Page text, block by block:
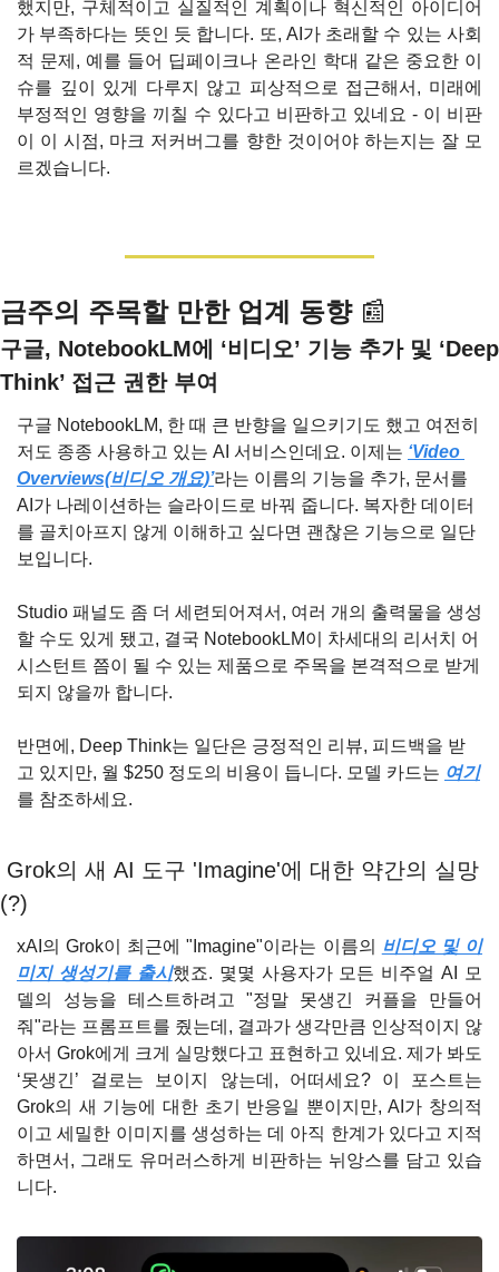
했지만, 구체적이고 실질적인 계획이나 혁신적인 아이디어
가 부족하다는 뜻인 듯 합니다. 또, AI가 초래할 수 있는 사회
적 문제, 예를 들어 딥페이크나 온라인 학대 같은 중요한 이
슈를 깊이 있게 다루지 않고 피상적으로 접근해서, 미래에
부정적인 영향을 끼칠 수 있다고 비판하고 있네요 - 이 비판
이 이 시점, 마크 저커버그를 향한 것이어야 하는지는 잘 모
르겠습니다.
금주의 주목할 만한 업계 동향 📰
구글, NotebookLM에 ‘비디오’ 기능 추가 및 ‘Deep
Think’ 접근 권한 부여
구글 NotebookLM, 한 때 큰 반향을 일으키기도 했고 여전히
저도 종종 사용하고 있는 AI 서비스인데요. 이제는 ‘Video
Overviews(비디오 개요)’라는 이름의 기능을 추가, 문서를
AI가 나레이션하는 슬라이드로 바꿔 줍니다. 복자한 데이터
를 골치아프지 않게 이해하고 싶다면 괜찮은 기능으로 일단
보입니다.
Studio 패널도 좀 더 세련되어져서, 여러 개의 출력물을 생성
할 수도 있게 됐고, 결국 NotebookLM이 차세대의 리서치 어
시스턴트 쯤이 될 수 있는 제품으로 주목을 본격적으로 받게
되지 않을까 합니다.
반면에, Deep Think는 일단은 긍정적인 리뷰, 피드백을 받
고 있지만, 월 $250 정도의 비용이 듭니다. 모델 카드는 여기
를 참조하세요.
(?)
xAI의 Grok이 최근에 "Imagine"이라는 이름의
비디오 및 이
미지 생성기를 출시했죠. 몇몇 사용자가 모든 비주얼 AI 모
델의 성능을 테스트하려고 "정말 못생긴 커플을 만들어
줘"라는 프롬프트를 줬는데, 결과가 생각만큼 인상적이지 않
아서 Grok에게 크게 실망했다고 표현하고 있네요. 제가 봐도
‘못생긴’ 걸로는 보이지 않는데, 어떠세요? 이 포스트는
Grok의 새 기능에 대한 초기 반응일 뿐이지만, AI가 창의적
이고 세밀한 이미지를 생성하는 데 아직 한계가 있다고 지적
하면서, 그래도 유머러스하게 비판하는 뉘앙스를 담고 있습
니다.